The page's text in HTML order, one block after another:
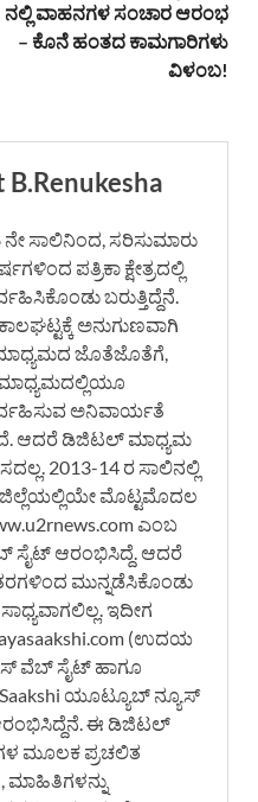
ನಲ್ಲಿ ವಾಹನಗಳ ಸಂಚಾರ ಆರಂಭ
– ಕೊನೆ ಹಂತದ ಕಾಮಗಾರಿಗಳು
ವಿಳಂಬ!
ನೇ ಸಾಲಿನಿಂದ, ಸರಿಸುಮಾರು
ಪತ್ರಿಕಾ ಕ್ಷೇತ್ರದಲ್ಲಿ
ಬರುತ್ತಿದ್ದೆನೆ.
ಅನುಗುಣವಾಗಿ
ಜೊತೆಜೊತೆಗೆ,
ಅನಿವಾರ್ಯತೆ
ಆದರೆ ಡಿಜಿಟಲ್ ಮಾಧ್ಯಮ
2013-14 ರ ಸಾಲಿನಲ್ಲಿ
ಜಿಲ್ಲೆಯಲ್ಲಿಯೇ ಮೊಟ್ಟಮೊದಲ
ಎಂಬ
ಸೈಟ್ ಆರಂಭಿಸಿದ್ದೆ. ಆದರೆ
ಮುನ್ನಡೆಸಿಕೊಂಡು
ಇದೀಗ
(ಉದಯ
ವೆಬ್ ಸೈಟ್ ಹಾಗೂ
ಯೂಟ್ಯೂಬ್ ನ್ಯೂಸ್
ಈ ಡಿಜಿಟಲ್
ಮೂಲಕ ಪ್ರಚಲಿತ
ಮಾಹಿತಿಗಳನ್ನು